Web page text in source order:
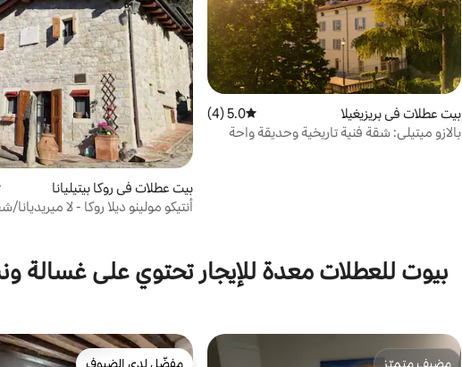
بيت عطلات في بريزيغيلا متوسط التقييم 5.0 من 5، 4 مراجعات
5.0 (4)
بالازو ميتيلي: شقة فنية تاريخية وحديقة واحة
بيت عطلات في روكا بيتيليانا
أنتيكو مولينو ديلا روكا - لا ميريديانا/
بيوت للعطلات معدة للإيجار تحتوي على غسالة
مضيف متميّز مفضّل لدى الضيوف